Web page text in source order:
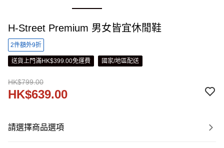
H-Street Premium 男女皆宜休閒鞋
2件額外9折
送貨上門滿HK$399.00免運費 國家/地區配送
HK$799.00
HK$639.00
請選擇商品選項